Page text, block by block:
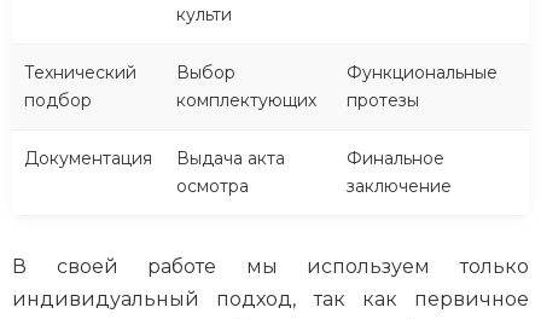
культи
Технический
подбор
Выбор
комплектующих
Функциональные
протезы
Документация
Выдача акта
осмотра
Финальное
заключение
В своей работе мы используем только
индивидуальный подход, так как первичное